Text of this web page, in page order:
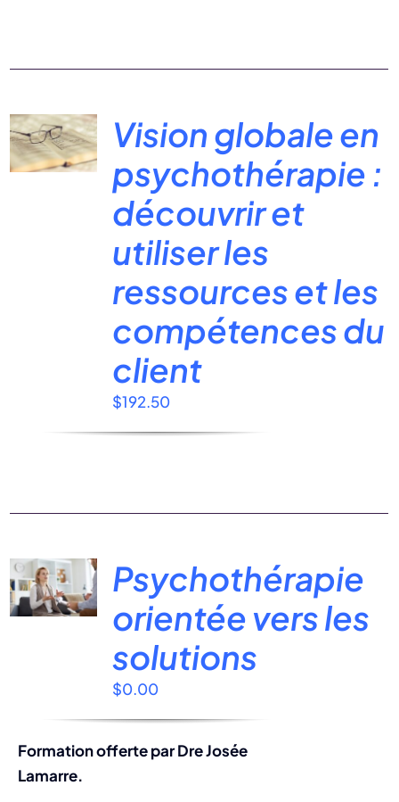
Vision globale en
psychothérapie :
découvrir et
utiliser les
ressources et les
compétences du
client
$192.50
Psychothérapie
orientée vers les
solutions
$0.00
Formation offerte par Dre Josée
Lamarre.